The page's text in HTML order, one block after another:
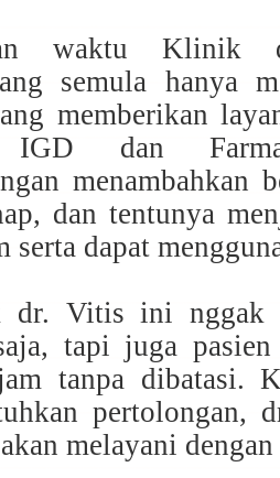
waktu
semula hanya
memberikan
IGD dan
menambahkan
dan tentunya
serta dapat
Vitis ini nggak
tapi juga
tanpa dibatasi.
pertolongan,
melayani